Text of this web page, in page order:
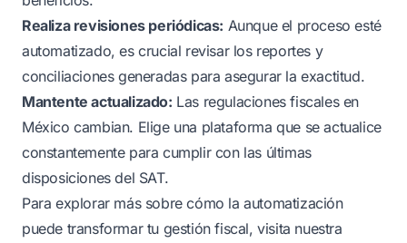
Realiza revisiones periódicas: Aunque el proceso esté
automatizado, es crucial revisar los reportes y
conciliaciones generadas para asegurar la exactitud.
Mantente actualizado: Las regulaciones fiscales en
México cambian. Elige una plataforma que se actualice
constantemente para cumplir con las últimas
disposiciones del SAT.
Para explorar más sobre cómo la automatización
puede transformar tu gestión fiscal, visita nuestra